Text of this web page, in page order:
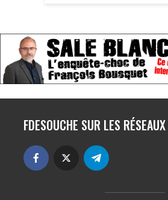
FDESOUCHE SUR LES